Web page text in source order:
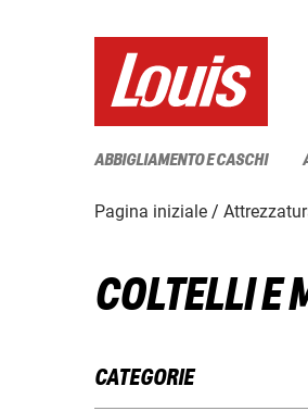
ABBIGLIAMENTO E CASCHI
Pagina iniziale
COLTELLI E
CATEGORIE